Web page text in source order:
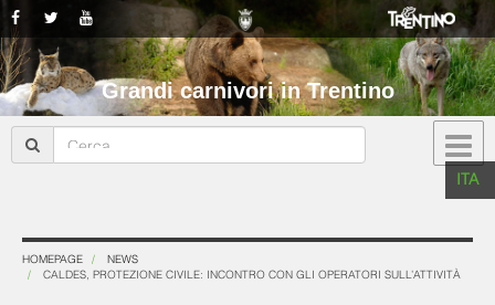
ITA
Grandi carnivori in Trentino
HOMEPAGE NEWS
CALDES, PROTEZIONE CIVILE: INCONTRO CON GLI OPERATORI SULL’ATTIVITÀ